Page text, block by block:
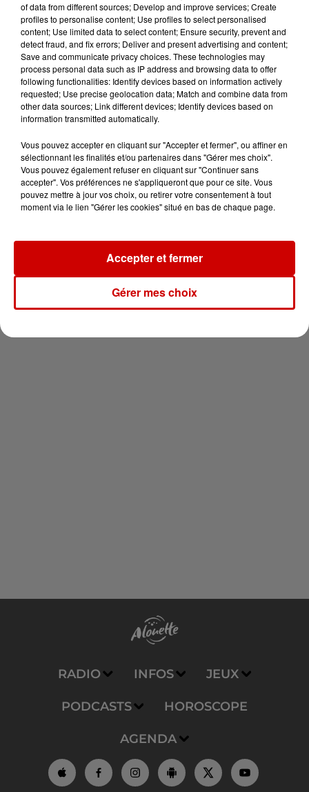
à Coulon !
Le Duel - Gagnez vos entrées
pour le parc animalier de votre
choix !
Destination Vacances - Gagnez
votre séjour en famille au cœur
de la...
Newsletter
RADIO INFOS JEUX
PODCASTS HOROSCOPE
AGENDA
of data from different sources; Develop and improve services; Create
profiles to personalise content; Use profiles to select personalised
content; Use limited data to select content; Ensure security, prevent and
detect fraud, and fix errors; Deliver and present advertising and content;
Save and communicate privacy choices. These technologies may
process personal data such as IP address and browsing data to offer
following functionalities: Identify devices based on information actively
requested; Use precise geolocation data; Match and combine data from
other data sources; Link different devices; Identify devices based on
information transmitted automatically.
Vous pouvez accepter en cliquant sur "Accepter et fermer", ou affiner en
sélectionnant les finalités et/ou partenaires dans "Gérer mes choix".
Vous pouvez également refuser en cliquant sur "Continuer sans
accepter". Vos préférences ne s'appliqueront que pour ce site. Vous
pouvez mettre à jour vos choix, ou retirer votre consentement à tout
moment via le lien "Gérer les cookies" situé en bas de chaque page.
Gérer mes choix
Accepter et fermer